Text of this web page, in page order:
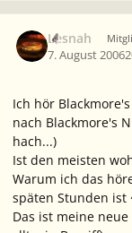
Lesnah
7. August 2006
Ich hör
nach Blackmore's
hach...)
Ist den meisten
Warum ich das
späten Stunden ist
Das ist meine